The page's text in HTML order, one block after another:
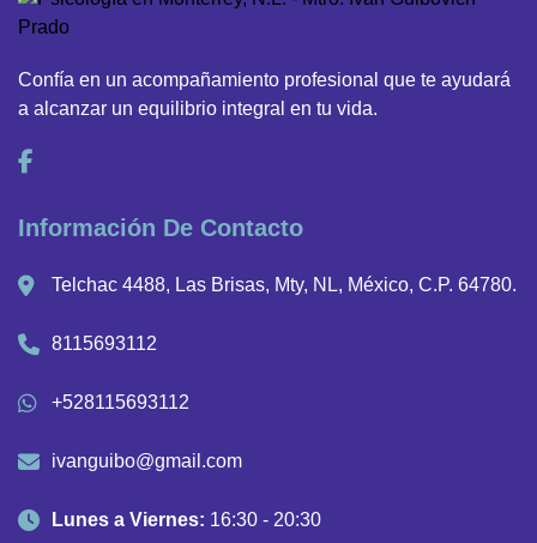
Confía en un acompañamiento profesional que te ayudará
a alcanzar un equilibrio integral en tu vida.
Información De Contacto
Telchac 4488, Las Brisas, Mty, NL, México, C.P. 64780.
8115693112
+528115693112
ivanguibo@gmail.com
Lunes a Viernes: 16:30 - 20:30